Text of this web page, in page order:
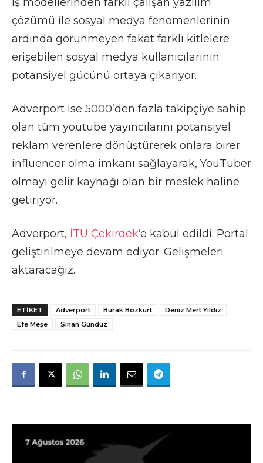
çözümü ile sosyal medya fenomenlerinin
ardında görünmeyen fakat farklı kitlelere
erişebilen sosyal medya kullanıcılarının
potansiyel gücünü ortaya çıkarıyor.
Adverport ise 5000’den fazla takipçiye sahip
olan tüm youtube yayıncılarını potansiyel
reklam verenlere dönüştürerek onlara birer
influencer olma imkanı sağlayarak, YouTuber
olmayı gelir kaynağı olan bir meslek haline
getiriyor.
Adverport, İTÜ Çekirdek‘e kabul edildi. Portal
geliştirilmeye devam ediyor. Gelişmeleri
aktaracağız.
ETIKET Adverport Burak Bozkurt
Deniz Mert Yıldız
Efe Meşe
Sinan Gündüz